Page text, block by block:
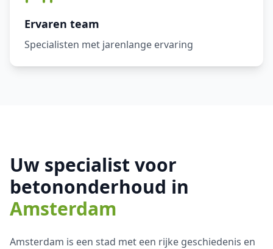
Ervaren team
Specialisten met jarenlange ervaring
Uw specialist voor
betononderhoud in
Amsterdam
Amsterdam is een stad met een rijke geschiedenis en